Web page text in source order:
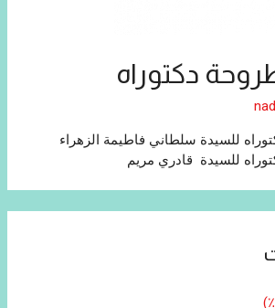
دكتوراه
للسيدة سلطاني فاطيمة الزهراء
للسيدة قادري مريم